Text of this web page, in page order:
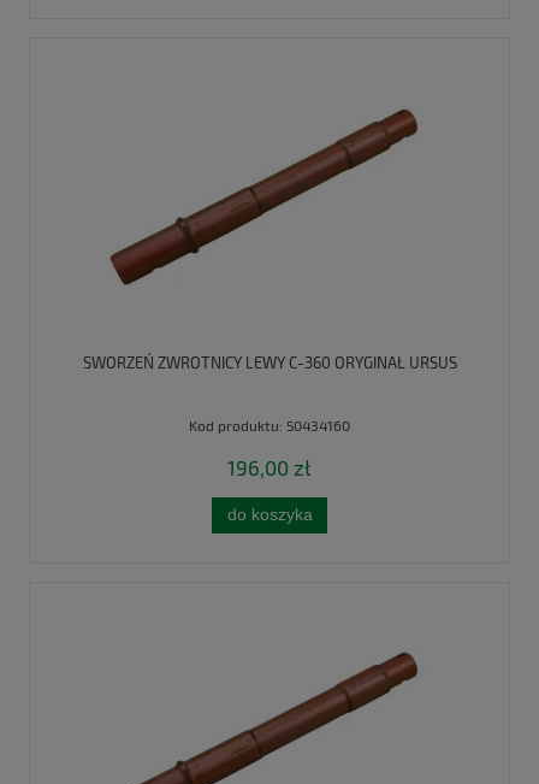
SWORZEŃ ZWROTNICY LEWY C-360 ORYGINAŁ URSUS
Kod produktu: 50434160
196,00 zł
do koszyka